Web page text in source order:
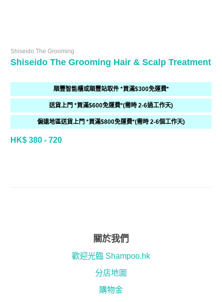
Shiseido The Grooming
Shiseido The Grooming Hair & Scalp Treatment
順豐智能櫃或順豐站取件 *買滿$300免運費*
送貨上門 *買滿$600免運費*(需時 2-6過工作天)
偏遠地區送貨上門 *買滿$800免運費*(需時 2-6個工作天)
HK$ 380 - 720
關於我們
歡迎光臨 Shampoo.hk
分店地圖
購物金